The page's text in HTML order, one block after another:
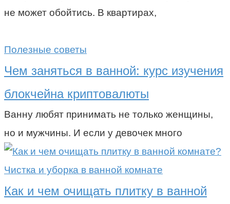
не может обойтись. В квартирах,
Полезные советы
Чем заняться в ванной: курс изучения
блокчейна криптовалюты
Ванну любят принимать не только женщины,
но и мужчины. И если у девочек много
Чистка и уборка в ванной комнате
Как и чем очищать плитку в ванной